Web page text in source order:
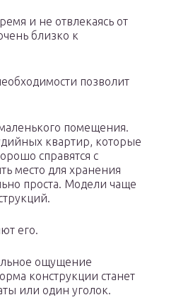
и не отвлекаясь от
близко к
позволит
помещения.
квартир, которые
справятся с
место для хранения
проста. Модели чаще
его.
ощущение
конструкции станет
или один уголок.